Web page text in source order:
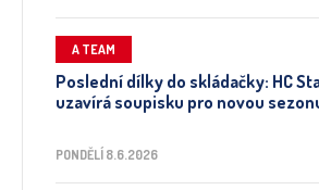
A TEAM
Poslední dílky do skládačky: HC
uzavírá soupisku pro novou
PONDĚLÍ 8.6.2026